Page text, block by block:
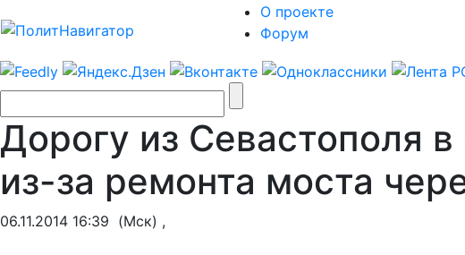
О проекте
Форум
Дорогу из Севастополя
из-за ремонта моста
06.11.2014 16:39 (Мск) ,